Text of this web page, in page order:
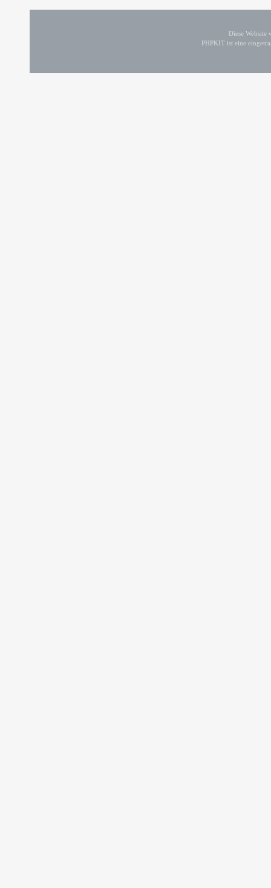
Diese
PHPKIT ist eine